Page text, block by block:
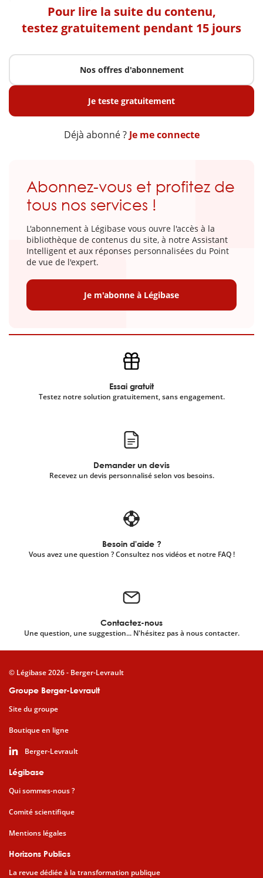
Pour lire la suite du contenu,
testez gratuitement pendant 15 jours
Nos offres d'abonnement
Je teste gratuitement
Déjà abonné ? Je me connecte
Abonnez-vous et profitez de
tous nos services !
L'abonnement à Légibase vous ouvre l'accès à la
bibliothèque de contenus du site, à notre Assistant
Intelligent et aux réponses personnalisées du Point
de vue de l'expert.
Je m'abonne à Légibase
Essai gratuit
Testez notre solution gratuitement, sans engagement.
Demander un devis
Recevez un devis personnalisé selon vos besoins.
Besoin d'aide ?
Vous avez une question ? Consultez nos vidéos et notre FAQ !
Contactez-nous
Une question, une suggestion... N'hésitez pas à nous contacter.
Groupe Berger-Levrault
Site du groupe
Boutique en ligne
Berger-Levrault
Légibase
Qui sommes-nous ?
Comité scientifique
Mentions légales
Horizons Publics
La revue dédiée à la transformation publique
© Légibase 2026 - Berger-Levrault